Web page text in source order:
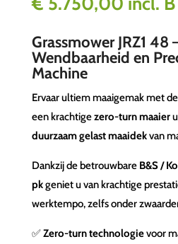
Grassmower JRZ1 48
Wendbaarheid en
Machine
Ervaar ultiem maaigemak met de
een krachtigezero-turn maaier
duurzaam gelast maaidekvan
Dankzij de betrouwbare B&S /
pkgeniet u van krachtige
werktempo, zelfs onder
✅Zero-turn technologievoor